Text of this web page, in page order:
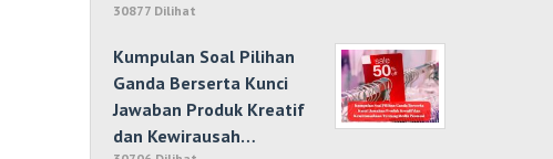
30877 Dilihat
Kumpulan Soal Pilihan
Ganda Berserta Kunci
Jawaban Produk Kreatif
dan Kewirausah…